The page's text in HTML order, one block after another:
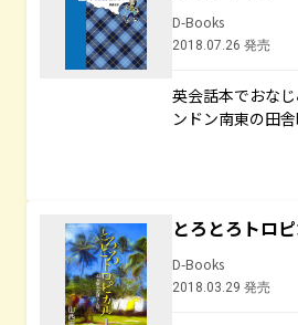
D-Books
2018.07.26 発売
英会話本でおな
ンドン南東の田
とろとろトロ
D-Books
2018.03.29 発売